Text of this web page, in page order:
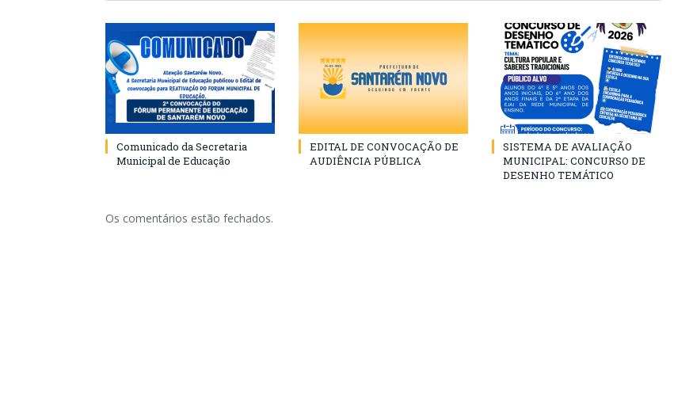
Comunicado da Secretaria
Municipal de Educação
EDITAL DE CONVOCAÇÃO DE
AUDIÊNCIA PÚBLICA
SISTEMA DE AVALIAÇÃO
MUNICIPAL: CONCURSO DE
DESENHO TEMÁTICO
Os comentários estão fechados.